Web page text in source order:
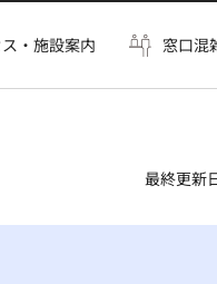
・施設案内 窓口混
最終更新